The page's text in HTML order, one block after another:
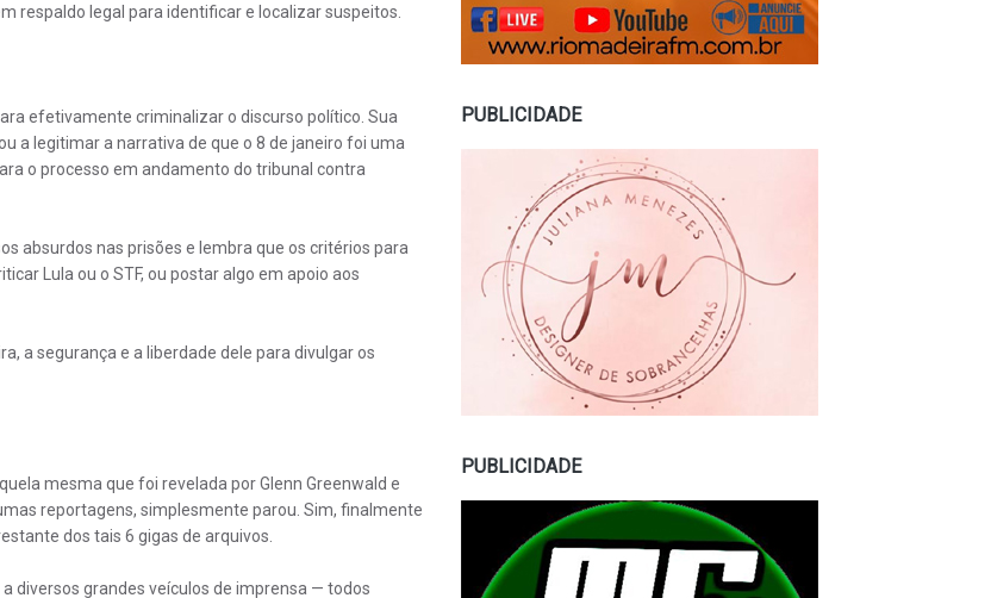
respaldo legal para identificar e localizar suspeitos.
efetivamente criminalizar o discurso político. Sua
a legitimar a narrativa de que o 8 de janeiro foi uma
o processo em andamento do tribunal contra
absurdos nas prisões e lembra que os critérios para
Lula ou o STF, ou postar algo em apoio aos
a segurança e a liberdade dele para divulgar os
mesma que foi revelada por Glenn Greenwald e
reportagens, simplesmente parou. Sim, finalmente
dos tais 6 gigas de arquivos.
diversos grandes veículos de imprensa — todos
PUBLICIDADE
PUBLICIDADE